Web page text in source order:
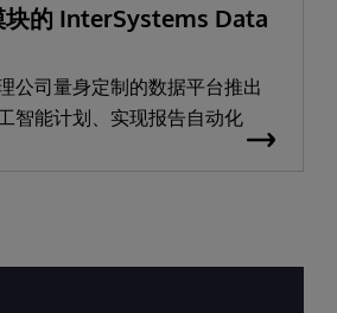
块的 InterSystems Data
公司量身定制的数据平台推出
智能计划、实现报告自动化